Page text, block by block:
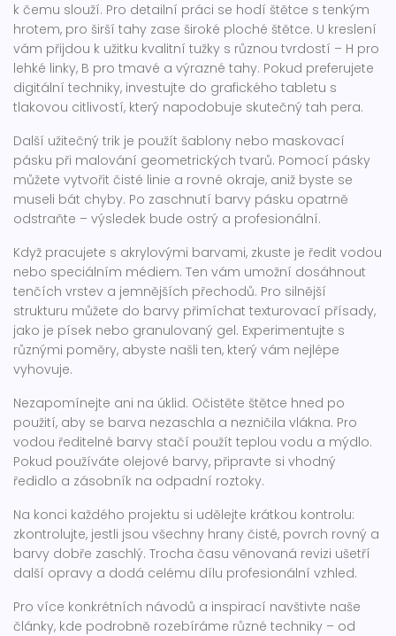
k čemu slouží. Pro detailní práci se hodí štětce s tenkým
hrotem, pro širší tahy zase široké ploché štětce. U kreslení
vám přijdou k užitku kvalitní tužky s různou tvrdostí – H pro
lehké linky, B pro tmavé a výrazné tahy. Pokud preferujete
digitální techniky, investujte do grafického tabletu s
tlakovou citlivostí, který napodobuje skutečný tah pera.
Další užitečný trik je použít šablony nebo maskovací
pásku při malování geometrických tvarů. Pomocí pásky
můžete vytvořit čisté linie a rovné okraje, aniž byste se
museli bát chyby. Po zaschnutí barvy pásku opatrně
odstraňte – výsledek bude ostrý a profesionální.
Když pracujete s akrylovými barvami, zkuste je ředit vodou
nebo speciálním médiem. Ten vám umožní dosáhnout
tenčích vrstev a jemnějších přechodů. Pro silnější
strukturu můžete do barvy přimíchat texturovací přísady,
jako je písek nebo granulovaný gel. Experimentujte s
různými poměry, abyste našli ten, který vám nejlépe
vyhovuje.
Nezapomínejte ani na úklid. Očistěte štětce hned po
použití, aby se barva nezaschla a nezničila vlákna. Pro
vodou ředitelné barvy stačí použít teplou vodu a mýdlo.
Pokud používáte olejové barvy, připravte si vhodný
ředidlo a zásobník na odpadní roztoky.
Na konci každého projektu si udělejte krátkou kontrolu:
zkontrolujte, jestli jsou všechny hrany čisté, povrch rovný a
barvy dobře zaschlý. Trocha času věnovaná revizi ušetří
další opravy a dodá celému dílu profesionální vzhled.
Pro více konkrétních návodů a inspirací navštivte naše
články, kde podrobně rozebíráme různé techniky – od